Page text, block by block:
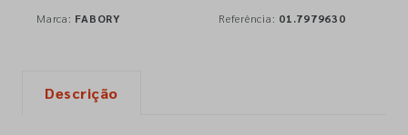
Marca: FABORY Referência: 01.7979630
Descrição